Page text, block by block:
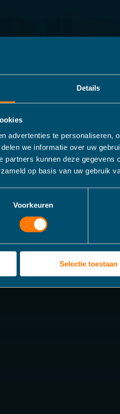
Details
advertenties te personaliseren,
we informatie over uw
partners kunnen deze gegevens
op basis van uw gebruik
Voorkeuren
Selectie toestaan